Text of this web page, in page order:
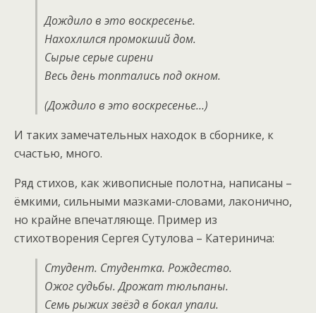
Дождило в это воскресенье.
Нахохлился промокший дом.
Сырые серые сирени
Весь день топтались под окном.
(Дождило в это воскресенье…)
И таких замечательных находок в сборнике, к
счастью, много.
Ряд стихов, как живописные полотна, написаны –
ёмкими, сильными мазками-словами, лаконично,
но крайне впечатляюще. Пример из
стихотворения Сергея Сутулова – Катеринича:
Студент. Студентка. Рождество.
Ожог судьбы. Дрожат тюльпаны.
Семь рыжих звёзд в бокал упали.